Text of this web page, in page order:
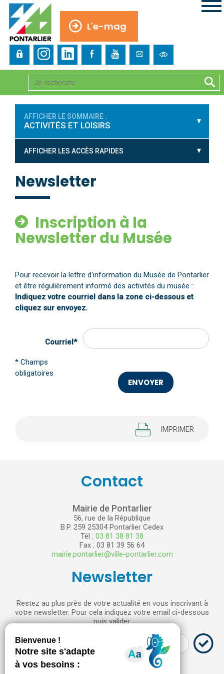
L'e-mag
AFFICHER LE SOMMAIRE :
ACTIVITÉS ET LOISIRS
AFFICHER LES ACCÈS RAPIDES
Newsletter
Inscription à la
Newsletter du Musée
Pour recevoir la lettre d'information du Musée de Pontarlier
et être régulièrement informé des activités du musée :
Indiquez votre courriel dans la zone ci-dessous et
cliquez sur envoyez.
Courriel*
* Champs
obligatoires
IMPRIMER
Contact
Mairie de Pontarlier
56, rue de la République
B.P. 259 25304 Pontarlier Cedex
Tél : 03 81 38 81 38
Fax : 03 81 39 56 64
mairie.pontarlier@ville-pontarlier.com
Newsletter
Restez au plus près de votre actualité en vous inscrivant à
votre newsletter. Pour cela indiquez votre email ci-dessous
puis valider.